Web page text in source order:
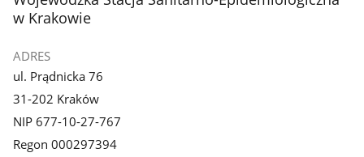
w Krakowie
ADRES
ul. Prądnicka 76
31-202 Kraków
NIP 677-10-27-767
Regon 000297394